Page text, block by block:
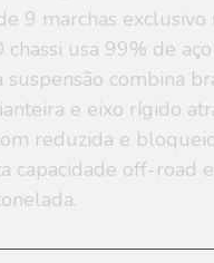
9 marchas exclusivo
chassi usa 99% de
suspensão combina
e eixo rígido
reduzida e
capacidade off-road